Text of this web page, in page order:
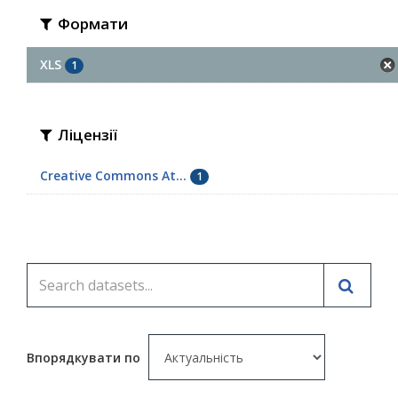
Формати
XLS 1
Ліцензії
Creative Commons At... 1
Впорядкувати по